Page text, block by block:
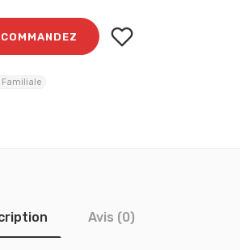
COMMANDEZ
Familiale
Avis (0)